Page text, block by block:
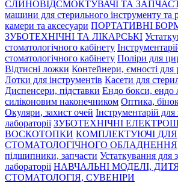
СЛИНОВІДСМОКТУВАЧІ ТА
машини для стерильного інструменту та
камери та аксесуари ПОРТАТИВНІ
ЗУБОТЕХНІЧНІ ТА ЛІКАРСЬКІ
стоматологічного кабінету
стоматологічного кабінету Поліри для
Відтисні ложки Контейнери, ємності для
Лотки для інструментів Касети для
Диспенсери, підставки Ендо бокси, ендо
силіконовим наконечником Оптика,
Окуляри, захист очей Інструментарій для
лабораторії ЗУБОТЕХНІЧНІ
ВОСКОТОПКИ КОМПЛЕКТУЮЧІ ДЛЯ
СТОМАТОЛОГІЧНОГО ОБЛАДНЕННЯ
підшипники, запчасти Устаткування для
лабораторії НАВЧАЛЬНІ МОДЕЛІ,
СТОМАТОЛОГІЯ, СУВЕНІРИ